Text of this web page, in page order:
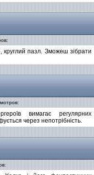
круглий пазл. Зможеш зібрати
вимагає регулярних
через непотрібність.